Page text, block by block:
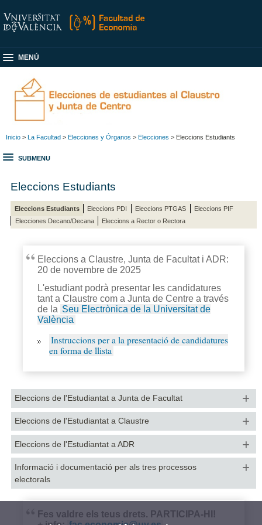
MENÚ
Inicio > La Facultad > Elecciones y Órganos > Elecciones > Eleccions Estudiants
SUBMENU
Eleccions Estudiants
Eleccions Estudiants Eleccions PDI Eleccions PTGAS
Eleccions PIF
Elecciones Decano/Decana
Eleccions a Rector o Rectora
Eleccions a Claustre, Junta de Facultat i ADR:
20 de novembre de 2025
L'estudiant podrà presentar les candidatures
tant a Claustre com a Junta de Centre a través
de la Seu Electrònica de la Universitat de
València
Instruccions per a la presentació de candidatures
en forma de llista
Eleccions de l'Estudiantat a Junta de Facultat
Eleccions de l'Estudiantat a Claustre
Eleccions de l'Estudiantat a ADR
Informació i documentació per als tres processos
electorals
Fes valdre els teus drets. PARTICIPA-HI!